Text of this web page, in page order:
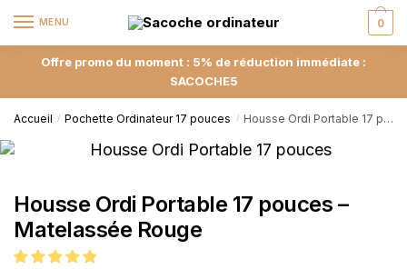
MENU 0
Offre promo du moment : 5% de réduction immédiate :
SACOCHE5
Accueil / Pochette Ordinateur 17 pouces / Housse Ordi Portable 17 pouces – Matelassée Rouge
Housse Ordi Portable 17 pouces –
Matelassée Rouge